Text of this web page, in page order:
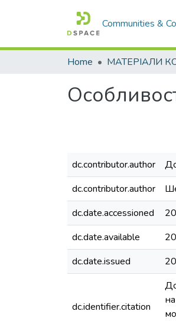
Communities &
Home
dc.contributor.author
dc.contributor.author
dc.date.accessioned
dc.date.available
dc.date.issued
dc.identifier.citation